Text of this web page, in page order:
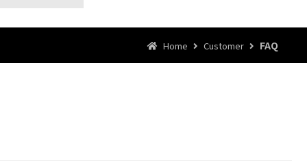
Home Customer FAQ